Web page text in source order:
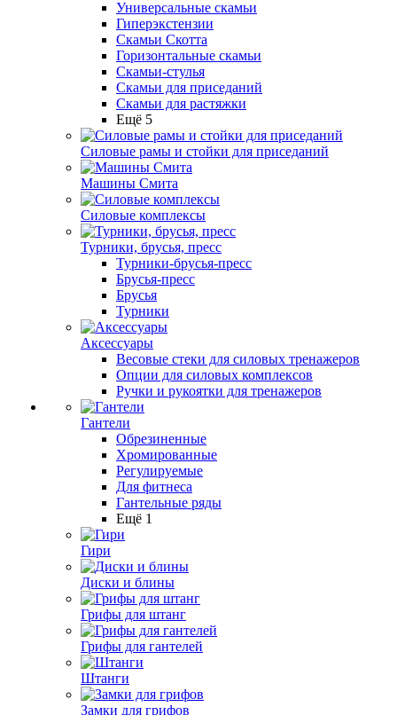
Универсальные скамьи
Гиперэкстензии
Скамьи Скотта
Горизонтальные скамьи
Скамьи-стулья
Скамьи для приседаний
Скамьи для растяжки
Ещё 5
Силовые рамы и стойки для приседаний
Машины Смита
Силовые комплексы
Турники, брусья, пресс
Турники-брусья-пресс
Брусья-пресс
Брусья
Турники
Аксессуары
Весовые стеки для силовых тренажеров
Опции для силовых комплексов
Ручки и рукоятки для тренажеров
Гантели
Обрезиненные
Хромированные
Регулируемые
Для фитнеса
Гантельные ряды
Ещё 1
Гири
Диски и блины
Грифы для штанг
Грифы для гантелей
Штанги
Замки для грифов